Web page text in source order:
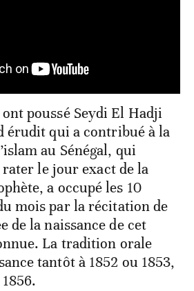
poussé Seydi El Hadji
érudit qui a contribué à la
au Sénégal, qui
le jour exact de la
a occupé les 10
mois par la récitation de
de la naissance de cet
La tradition orale
tantôt à 1852 ou 1853,